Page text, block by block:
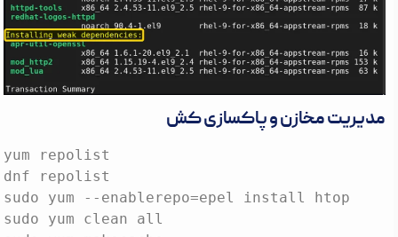
مدیریت مخازن و پاکسازی کش
yum repolist
dnf repolist
sudo yum --enablerepo=epel install htop
sudo yum clean all